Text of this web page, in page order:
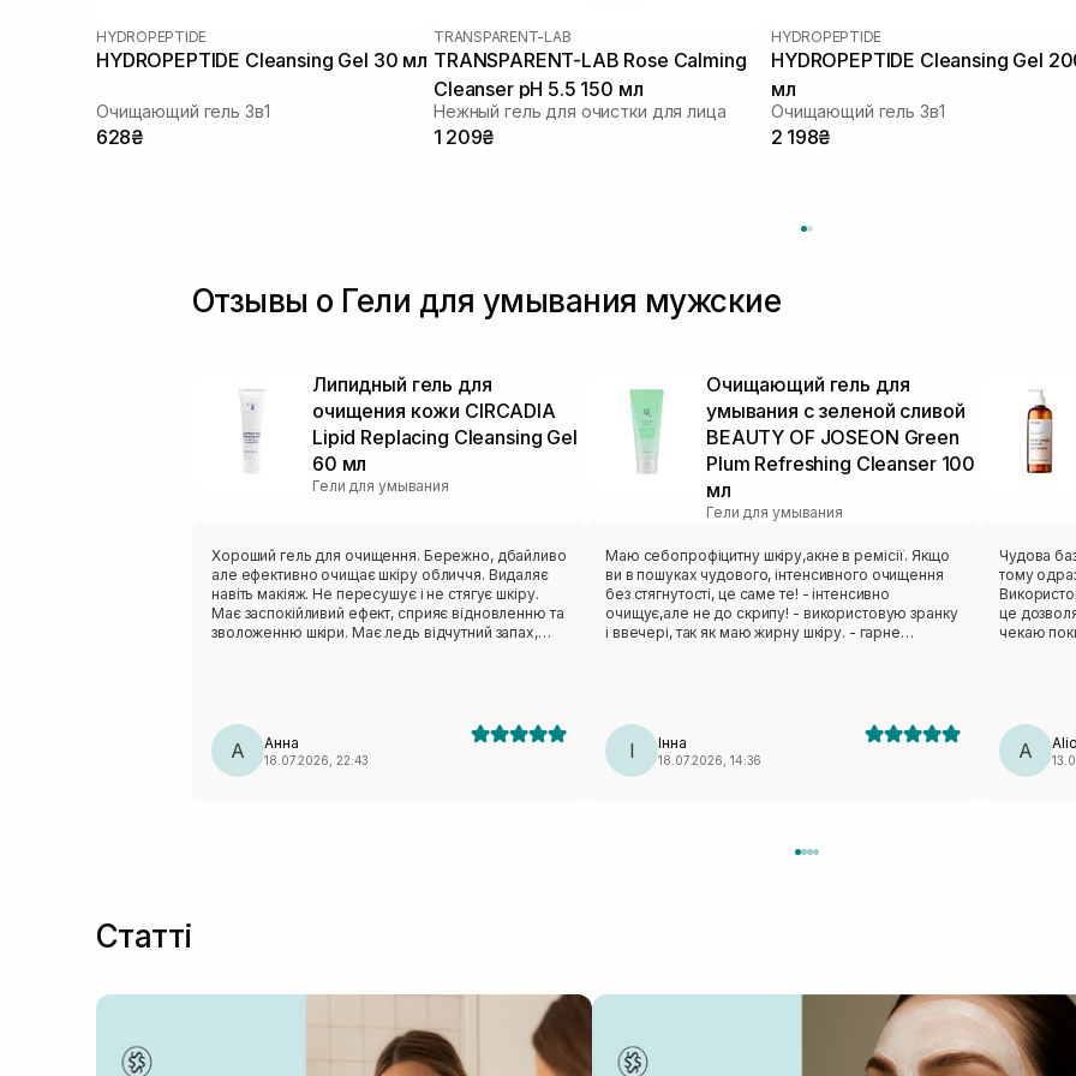
HYDROPEPTIDE
HYDROPEPTIDE Cleansing Gel 30 мл
Очищающий гель 3в1
628₴
TRANSPARENT-LAB
TRANSPARENT-LAB Rose Calming
Cleanser pH 5.5 150 мл
Нежный гель для очистки для лица
1 209₴
HYDROPEPTIDE
HYDROPEPTIDE Cleansing Gel
мл
Очищающий гель 3в1
2 198₴
Отзывы о Гели для умывания мужские
Липидный гель для
очищения кожи CIRCADIA
Lipid Replacing Cleansing Gel
60 мл
Гели для умывания
Хороший гель для очищення. Бережно, дбайливо
але ефективно очищає шкіру обличчя. Видаляє
навіть макіяж. Не пересушує і не стягує шкіру.
Має заспокійливий ефект, сприяє відновленню та
зволоженню шкіри. Має ледь відчутний запах,
А Анна
18.07.2026, 22:43
Очищающий гель для
умывания с зеленой сливой
BEAUTY OF JOSEON Green
Plum Refreshing Cleanser 100
мл
Гели для умывания
Маю себопрофіцитну шкіру,акне в ремісії. Якщо
ви в пошуках чудового, інтенсивного очищення
без стягнутості, це саме те! - інтенсивно
очищує,але не до скрипу! - використовую зранку
і ввечері, так як маю жирну шкіру. - гарне
бюджетна ціна за якісний та чудовий очисник!
Дуже сподобався засіб,рекомендую у кого
жирна,комбінована шкіра!
І Інна
18.07.2026, 14:36
Чудова
тому
це
чекаю
A
Статті